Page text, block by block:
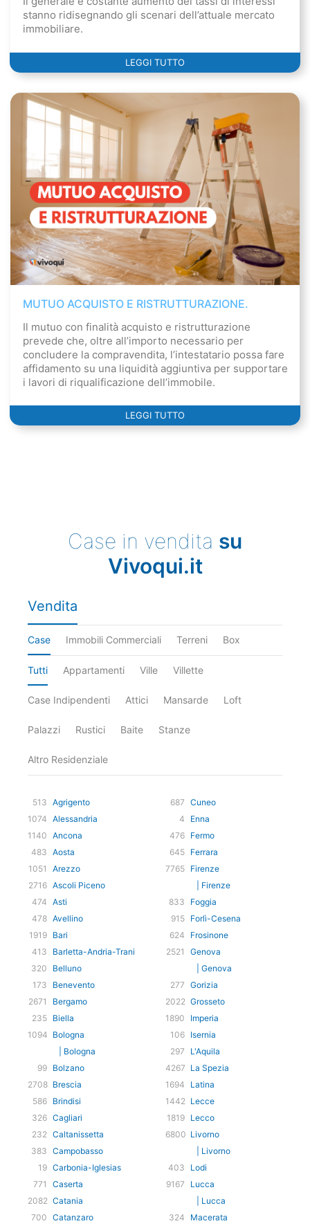
stanno ridisegnando gli scenari dell’attuale mercato
immobiliare.
LEGGI TUTTO
MUTUO ACQUISTO E RISTRUTTURAZIONE.
Il mutuo con finalità acquisto e ristrutturazione
prevede che, oltre all’importo necessario per
concludere la compravendita, l’intestatario possa fare
affidamento su una liquidità aggiuntiva per supportare
i lavori di riqualificazione dell’immobile.
LEGGI TUTTO
Case in vendita su
Vivoqui.it
Vendita
Case Immobili Commerciali Terreni Box
Tutti Appartamenti Ville Villette
Case Indipendenti Attici Mansarde Loft
Palazzi Rustici Baite Stanze
Altro Residenziale
513 Agrigento
1074 Alessandria
1140 Ancona
483 Aosta
1051
Arezzo
2716 Ascoli Piceno
474 Asti
478 Avellino
1919 Bari
413
Barletta-Andria-Trani
320
Belluno
173
Benevento
2671
Bergamo
235 Biella
1094 Bologna
| Bologna
99 Bolzano
2708 Brescia
586 Brindisi
326 Cagliari
232 Caltanissetta
383 Campobasso
19 Carbonia-Iglesias
771
Caserta
2082 Catania
700 Catanzaro
687 Cuneo
4
Enna
476 Fermo
645 Ferrara
7765 Firenze
| Firenze
833
Foggia
915 Forlì-Cesena
624
Frosinone
2521
Genova
| Genova
277 Gorizia
2022 Grosseto
1890
Imperia
106 Isernia
297
L'Aquila
4267 La Spezia
1694
Latina
1442 Lecce
1819 Lecco
6800 Livorno
| Livorno
403
Lodi
9167
Lucca
| Lucca
324
Macerata